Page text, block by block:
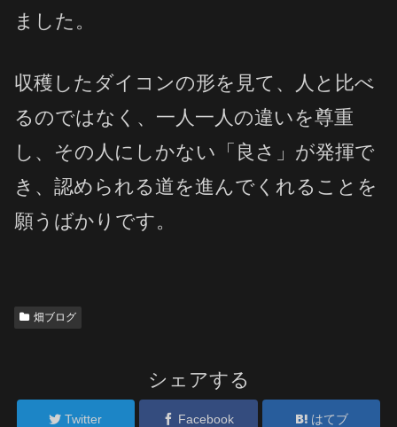
ました。
収穫したダイコンの形を見て、人と比べ
るのではなく、一人一人の違いを尊重
し、その人にしかない「良さ」が発揮で
き、認められる道を進んでくれることを
願うばかりです。
畑ブログ
シェアする
Twitter Facebook はてブ